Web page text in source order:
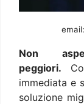
email:
Non
peggiori.
immediata e
soluzione